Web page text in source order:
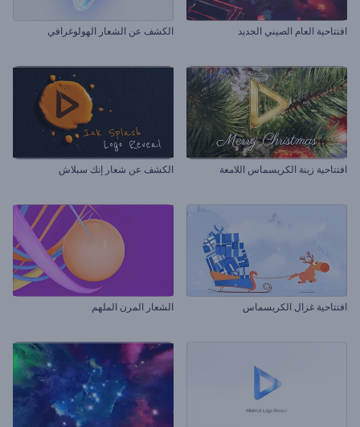
افتتاحية العام الصيني الجديد الكشف عن الشعار الهولوغرافي
افتتاحية زينة الكريسماس اللامعة الكشف عن شعار إنك سبلاش
افتتاحية غزال الكريسماس الشعار المرن الملهم